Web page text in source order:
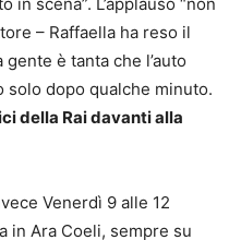
– Raffaella ha reso il
è tanta che l’auto
dopo qualche minuto.
della Rai davanti alla
Venerdì 9 alle 12
in Ara Coeli, sempre su